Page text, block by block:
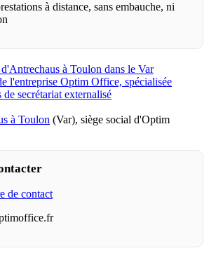
à distance, sans embauche, ni
à Toulon (Var), siège social d'Optim
de contact